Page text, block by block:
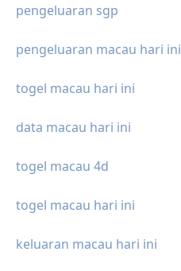
pengeluaran sgp
pengeluaran macau hari ini
togel macau hari ini
data macau hari ini
togel macau 4d
togel macau hari ini
keluaran macau hari ini